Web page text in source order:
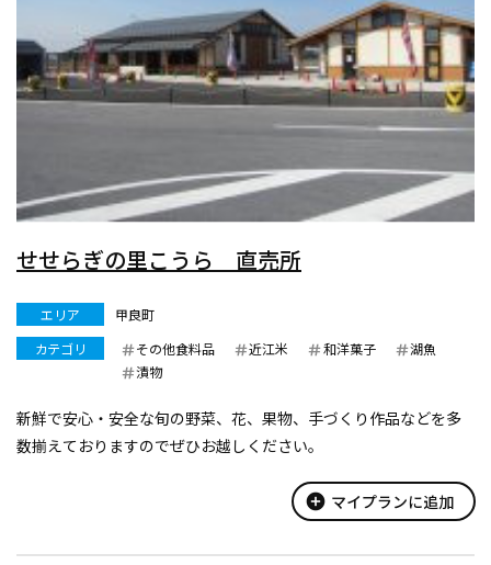
せせらぎの里こうら 直売所
エリア
甲良町
カテゴリ
その他食料品 近江米 和洋菓子
湖魚
漬物
新鮮で安心・安全な旬の野菜、花、果物、手づくり作品などを多
数揃えておりますのでぜひお越しください。
add_circle マイプランに追加